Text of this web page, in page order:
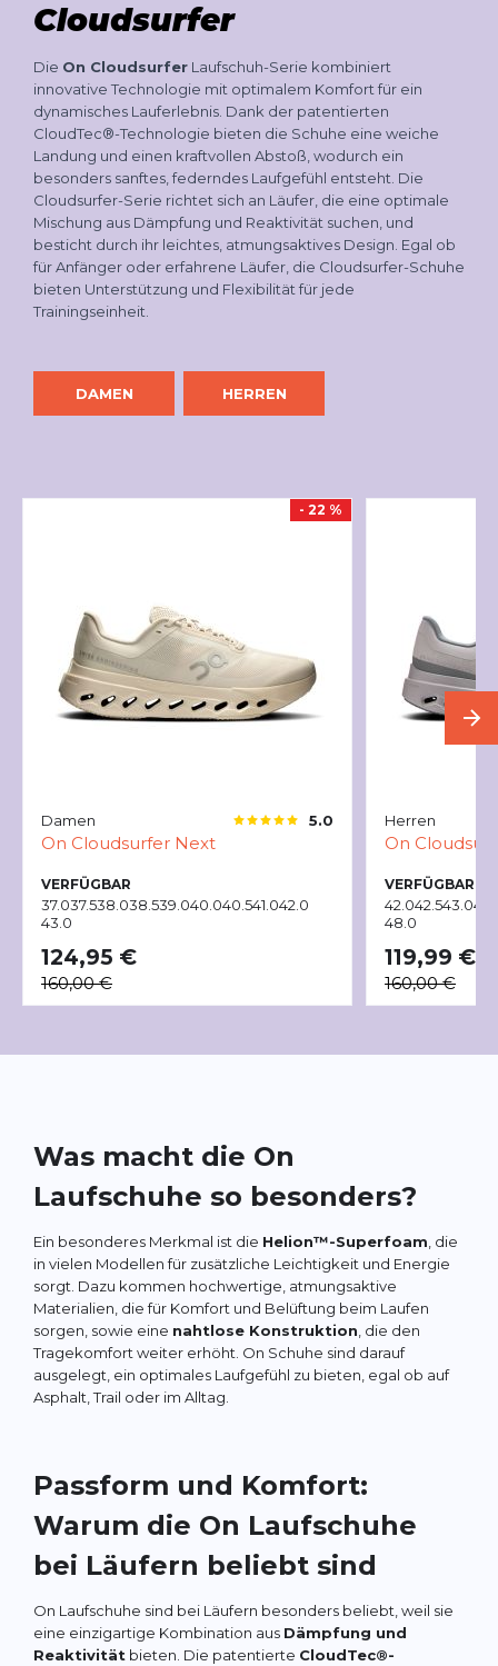
Cloudsurfer
Die On Cloudsurfer Laufschuh-Serie kombiniert
innovative Technologie mit optimalem Komfort für ein
dynamisches Lauferlebnis. Dank der patentierten
CloudTec®-Technologie bieten die Schuhe eine weiche
Landung und einen kraftvollen Abstoß, wodurch ein
besonders sanftes, federndes Laufgefühl entsteht. Die
Cloudsurfer-Serie richtet sich an Läufer, die eine optimale
Mischung aus Dämpfung und Reaktivität suchen, und
besticht durch ihr leichtes, atmungsaktives Design. Egal ob
für Anfänger oder erfahrene Läufer, die Cloudsurfer-Schuhe
bieten Unterstützung und Flexibilität für jede
Trainingseinheit.
DAMEN HERREN
- 22 %
Damen 5.0
On Cloudsurfer Next
VERFÜGBAR
37.037.538.038.539.040.040.541.042.0
43.0
124,95 €
160,00 €
Herren
On
VERFÜGBAR
42.042.543.0
48.0
119,99 €
160,00 €
Was macht die On
Laufschuhe so besonders?
Ein besonderes Merkmal ist die Helion™-Superfoam , die
in vielen Modellen für zusätzliche Leichtigkeit und Energie
sorgt. Dazu kommen hochwertige, atmungsaktive
Materialien, die für Komfort und Belüftung beim Laufen
sorgen, sowie eine nahtlose Konstruktion , die den
Tragekomfort weiter erhöht. On Schuhe sind darauf
ausgelegt, ein optimales Laufgefühl zu bieten, egal ob auf
Asphalt, Trail oder im Alltag.
Passform und Komfort:
Warum die On Laufschuhe
bei Läufern beliebt sind
On Laufschuhe sind bei Läufern besonders beliebt, weil sie
eine einzigartige Kombination aus Dämpfung und
Reaktivität bieten. Die patentierte CloudTec®-